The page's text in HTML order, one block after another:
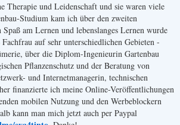
Therapie und Leidenschaft und sie waren viele
Studium kam ich über den zweiten
am Lernen und lebenslanges Lernen wurde
auf sehr unterschiedlichen Gebieten -
über die Diplom-Ingenieurin Gartenbau
Pflanzenschutz und der Beratung von
und Internetmanagerin, technischen
finanzierte ich meine Online-Veröffentlichungen
mobilen Nutzung und den Werbeblockern
kann man mich jetzt auch per Paypal